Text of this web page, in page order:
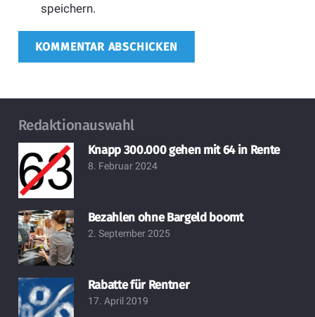
speichern.
KOMMENTAR ABSCHICKEN
Redaktionauswahl
Knapp 300.000 gehen mit 64 in Rente
8. Februar 2024
Bezahlen ohne Bargeld boomt
2. September 2025
Rabatte für Rentner
17. April 2019